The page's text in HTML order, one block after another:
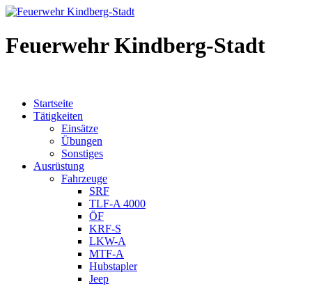
Feuerwehr Kindberg-Stadt
Startseite
Tätigkeiten
Einsätze
Übungen
Sonstiges
Ausrüstung
Fahrzeuge
SRF
TLF-A 4000
ÖF
KRF-S
LKW-A
MTF-A
Hubstapler
Jeep